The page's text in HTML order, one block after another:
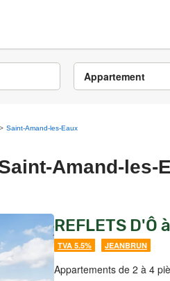
Appartement
Saint-Amand-les-Eaux
Amand-les-
REFLETS
TVA 5.5% JEANBRUN
Appartements de 2 à 4